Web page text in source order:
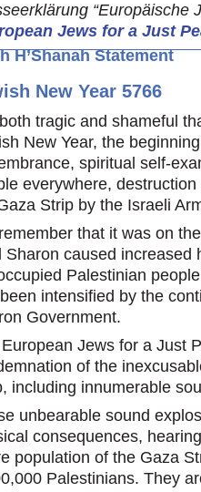
“Europäische
Jews for a Just
H’Shanah Statement
New Year 5766
tragic and shameful
New Year, the
spiritual self-
everywhere,
Strip by the Israeli
that it was on
Sharon caused increased
Palestinian
intensified by the
Government.
Jews for a Just
of the
including innumerable
unbearable sound
consequences,
population of the Gaza
Palestinians. They